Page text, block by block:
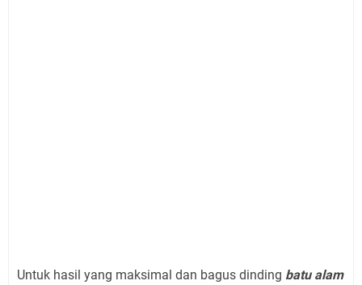
Untuk hasil yang maksimal dan bagus dinding batu alam